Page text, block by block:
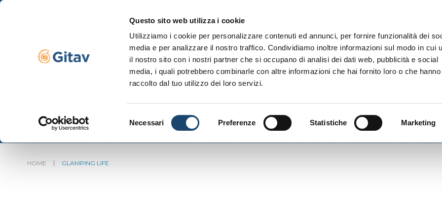
Questo sito web utilizza i cookie
Utilizziamo i cookie per personalizzare contenuti ed annunci, per fornire funzionalità dei
media e per analizzare il nostro traffico. Condividiamo inoltre informazioni sul modo in cui
il nostro sito con i nostri partner che si occupano di analisi dei dati web, pubblicità e social
media, i quali potrebbero combinarle con altre informazioni che hai fornito loro o che hanno
raccolto dal tuo utilizzo dei loro servizi.
del
Necessari Preferenze Statistiche Marketing
Navigazione servizi
HOME GLAMPING LIFE